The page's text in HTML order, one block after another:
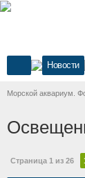
Новости
Морской аквариум.
Страница 1 из 26